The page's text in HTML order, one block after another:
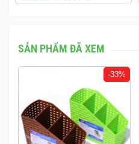
SẢN PHẨM ĐÃ XEM
-33%